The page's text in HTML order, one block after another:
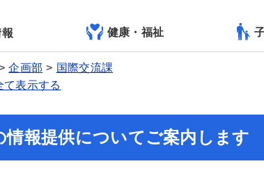
健康・福祉
企画部
国際交流課
て表示する
情報提供についてご案内します